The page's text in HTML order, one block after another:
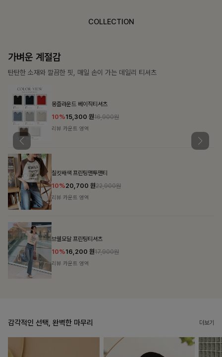
COLLECTION
가장 쉬운 코디
특별한 날부터 일상까지 함께하는 룩
감각적인 선택, 완벽한 마무리 더보기